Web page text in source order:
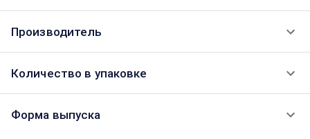
Производитель
Количество в упаковке
Форма выпуска